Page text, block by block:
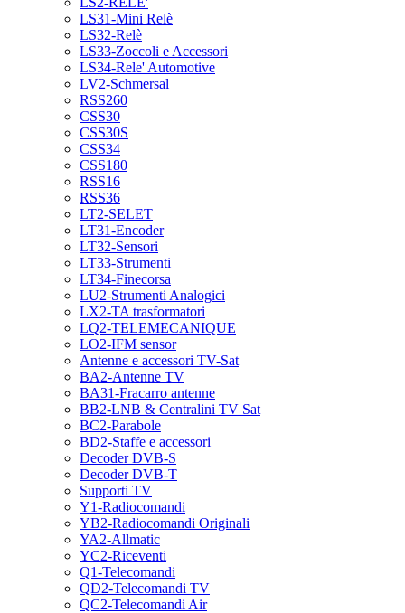
LS31-Mini Relè
LS32-Relè
LS33-Zoccoli e Accessori
LS34-Rele' Automotive
LV2-Schmersal
RSS260
CSS30
CSS30S
CSS34
CSS180
RSS16
RSS36
LT2-SELET
LT31-Encoder
LT32-Sensori
LT33-Strumenti
LT34-Finecorsa
LU2-Strumenti Analogici
LX2-TA trasformatori
LQ2-TELEMECANIQUE
LO2-IFM sensor
Antenne e accessori TV-Sat
BA2-Antenne TV
BA31-Fracarro antenne
BB2-LNB & Centralini TV Sat
BC2-Parabole
BD2-Staffe e accessori
Decoder DVB-S
Decoder DVB-T
Supporti TV
Y1-Radiocomandi
YB2-Radiocomandi Originali
YA2-Allmatic
YC2-Riceventi
Q1-Telecomandi
QD2-Telecomandi TV
QC2-Telecomandi Air